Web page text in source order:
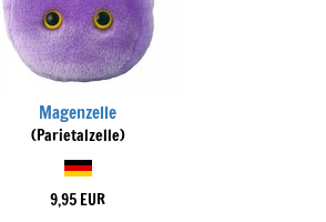
Magenzelle
(Parietalzelle)
9,95 EUR